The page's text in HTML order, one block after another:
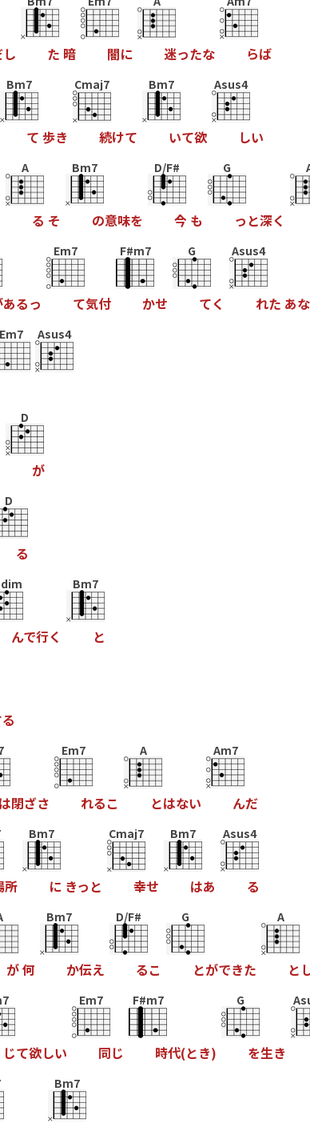
し た 暗 闇に 迷ったな らば
Bm7
て 歩き
Cmaj7
続けて
Bm7
いて欲
Asus4
しい
A
る そ
Bm7
の意味を
D/F#
今 も
G
っ と深く
あるっ
Em7
て気付
F#m7
かせ
G
てく
Asus4
れた あな
Em7 Asus4
D
が
D
る
んで行く
Bm7
と
る
は閉ざさ
Em7
れるこ
A
とはない
Am7
んだ
所
Bm7
に きっ と
Cmaj7
幸せ
Bm7
はあ
Asus4
る
が何
Bm7
か伝え
D/F#
るこ
G
とができた
A
と
じて欲しい
Em7
同じ
F#m7
時代(とき)
G
を生き
Bm7